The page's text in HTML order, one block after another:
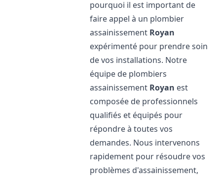
pourquoi il est important de
faire appel à un plombier
assainissement Royan
expérimenté pour prendre soin
de vos installations. Notre
équipe de plombiers
assainissement Royan est
composée de professionnels
qualifiés et équipés pour
répondre à toutes vos
demandes. Nous intervenons
rapidement pour résoudre vos
problèmes d'assainissement,